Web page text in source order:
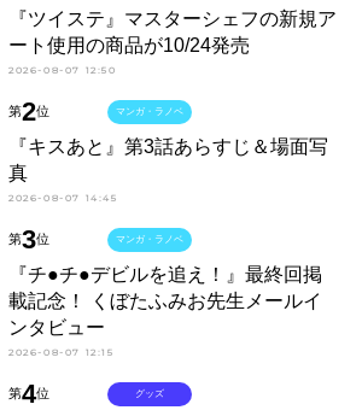
『ツイステ』マスターシェフの新規ア
ート使用の商品が10/24発売
2026-08-07 12:50
第2位
『キスあと』第3話あらすじ＆場面写
真
2026-08-07 14:45
マンガ・ラノベ
第3位
『チ●チ●デビルを追え！』最終回掲
載記念！ くぼたふみお先生メールイ
ンタビュー
2026-08-07 12:15
マンガ・ラノベ
第4位 グッズ